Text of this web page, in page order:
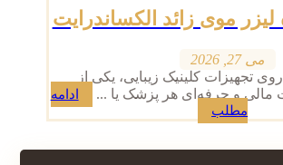
موی زائد الکساندرایت
می 27, 2026
تجهیزات کلینیک زیبایی، یکی از
مالی و حرفه‌ای هر پزشک یا ...
ادامه
مطلب